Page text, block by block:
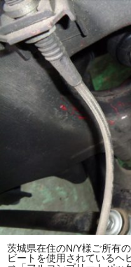
茨城県在住のN/Y様ご所有
ビートを使用されている